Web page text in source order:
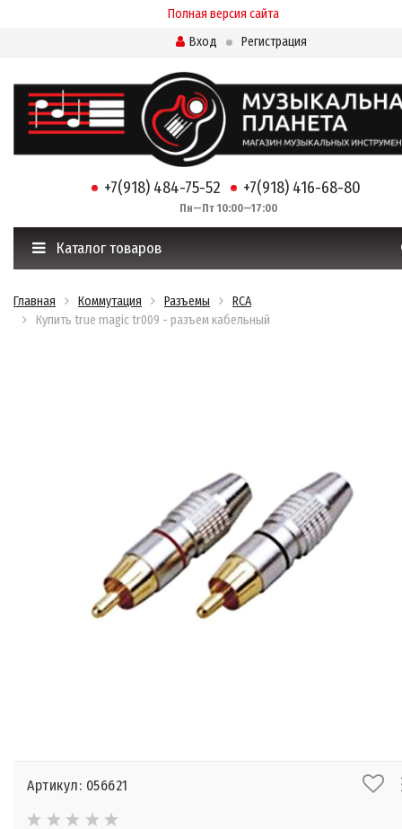
Полная версия сайта
Вход
Регистрация
+7(918) 484-75-52 +7(918) 416-68-80
Пн—Пт 10:00—17:00
Каталог товаров
Главная Коммутация Разъемы
RCA
Купить true magic tr009 - разъем кабельный
Артикул: 056621